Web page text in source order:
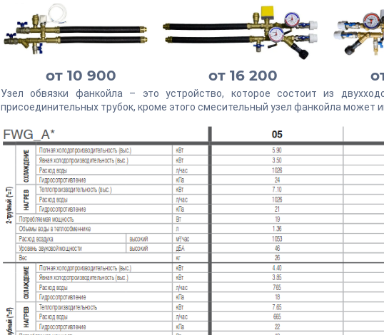
от 10 900 от 16 200
Узел обвязки фанкойла – это устройство, которое состоит из
присоединительных трубок, кроме этого смесительный узел фанкойла может